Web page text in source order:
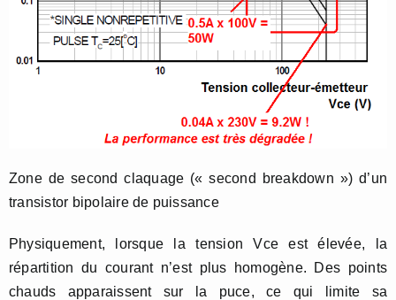
Zone de second claquage (« second breakdown ») d’un
transistor bipolaire de puissance
Physiquement, lorsque la tension Vce est élevée, la
répartition du courant n’est plus homogène. Des points
chauds apparaissent sur la puce, ce qui limite sa